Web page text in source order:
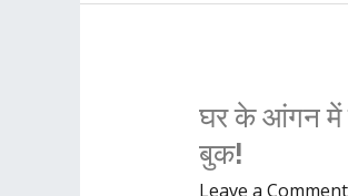
घर के आंगन
बुक!
Leave a Comment
घर
के
आंगन